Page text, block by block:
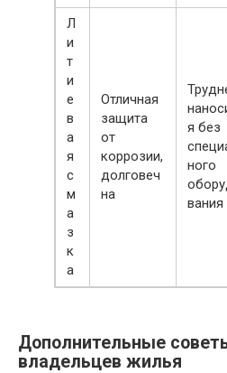
Л
и
т
и
е
в
а
я
с
м
а
з
к
а
Отличная
защита
от
коррозии,
долговеч
на
я без
ного
вания
Дополнительные
владельцев жилья